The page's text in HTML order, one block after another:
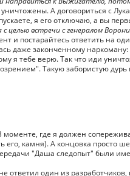
уничтожены. А договориться с
я его отключаю, а вы
целью встречи с генералом
и постарайтесь ответить на
даже законченному
я тебе верю. Так что иди
Такую забористую
моменте, где я должен
его, камня). А концовка просто
"Даша следопыт" были
ответил один из